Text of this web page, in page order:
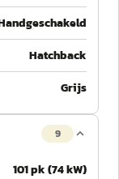
Hatchback
Grijs
9
101 pk (74 kW)